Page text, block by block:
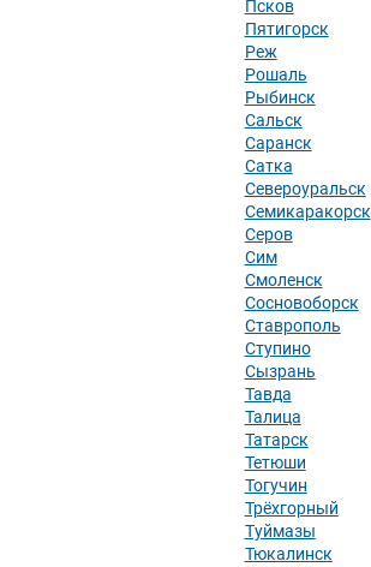
Псков
Пятигорск
Реж
Рошаль
Рыбинск
Сальск
Саранск
Сатка
Североуральск
Семикаракорск
Серов
Сим
Смоленск
Сосновоборск
Ставрополь
Ступино
Сызрань
Тавда
Талица
Татарск
Тетюши
Тогучин
Трёхгорный
Туймазы
Тюкалинск